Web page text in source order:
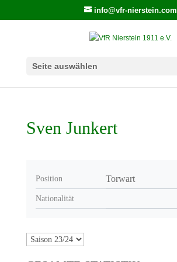
info@vfr-nierstein.com
Seite auswählen
Sven Junkert
Position Torwart
Nationalität